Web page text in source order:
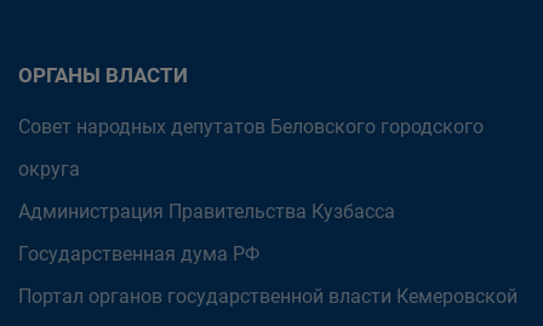
ОРГАНЫ ВЛАСТИ
Совет народных депутатов Беловского городского
округа
Администрация Правительства Кузбасса
Государственная дума РФ
Портал органов государственной власти Кемеровской